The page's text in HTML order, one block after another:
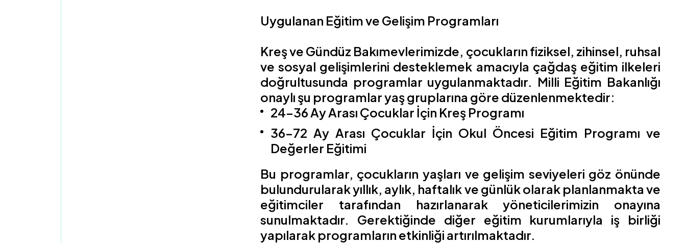
Uygulanan Eğitim ve Gelişim Programları
Kreş ve Gündüz Bakımevlerimizde, çocukların fiziksel, zihinsel, ruhsal
ve sosyal gelişimlerini desteklemek amacıyla çağdaş eğitim ilkeleri
doğrultusunda programlar uygulanmaktadır. Milli Eğitim Bakanlığı
onaylı şu programlar yaş gruplarına göre düzenlenmektedir:
24-36 Ay Arası Çocuklar İçin Kreş Programı
36-72 Ay Arası Çocuklar İçin Okul Öncesi Eğitim Programı ve
Değerler Eğitimi
Bu programlar, çocukların yaşları ve gelişim seviyeleri göz önünde
bulundurularak yıllık, aylık, haftalık ve günlük olarak planlanmakta ve
eğitimciler tarafından hazırlanarak yöneticilerimizin onayına
sunulmaktadır. Gerektiğinde diğer eğitim kurumlarıyla iş birliği
yapılarak programların etkinliği artırılmaktadır.